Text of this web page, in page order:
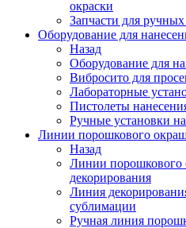
окраски
Запчасти для
Оборудование для
Назад
Оборудование для
Вибросито для
Лабораторные
Пистолеты
Ручные установки
Линии порошкового
Назад
Линии порошкового
декорирования
Линия
сублимации
Ручная линия